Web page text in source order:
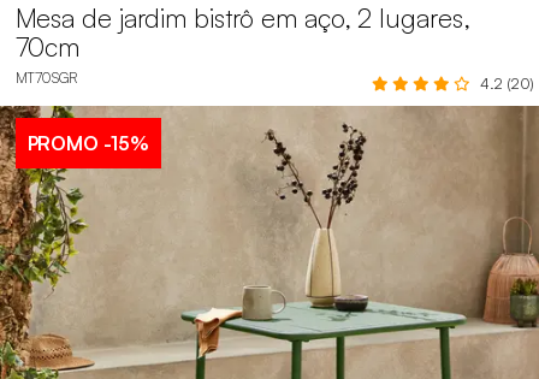
Mesa de jardim bistrô em aço, 2 lugares,
70cm
MT70SGR 4.2 (20)
PROMO -15%